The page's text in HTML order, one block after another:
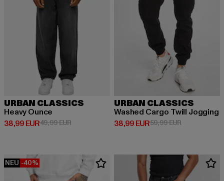
URBAN CLASSICS
Heavy Ounce
38,99 EUR
Derzeitiger Preis: 38,99 EUR
49,99 EURAktionspreis: 49,99 EUR
URBAN CLASSICS
Washed Cargo Twill Jogging
38,99 EUR
Derzeitiger Preis: 38,99 EUR
59,99 EURAktionspreis:
NEU -40%